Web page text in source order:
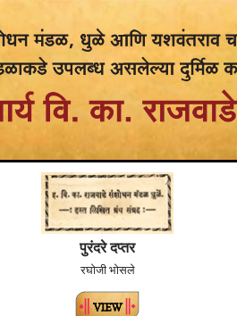
पुरंदरे दप्तर
रघोजी भोसले